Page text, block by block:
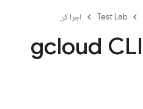
Test Lab اجرا کن
آزمایش را با gcloud CLI